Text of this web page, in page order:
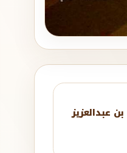
عبدالعزيز